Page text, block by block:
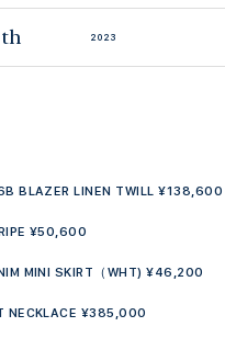
2023
BLAZER LINEN TWILL ¥138,600
¥50,600
MINI SKIRT（WHT) ¥46,200
NECKLACE ¥385,000